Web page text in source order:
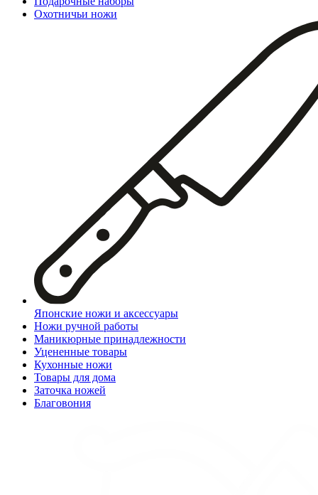
Охотничьи ножи
Японские ножи и аксессуары
Ножи ручной работы
Маникюрные принадлежности
Уцененные товары
Кухонные ножи
Товары для дома
Заточка ножей
Благовония